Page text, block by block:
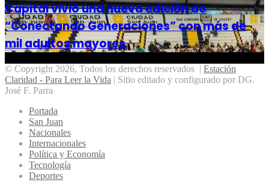
Capital vivió una nueva edición de
“Conectando Generaciones” con más de
mil adultos mayores
© Copyright 2026, Todos los derechos reservados | Estación
Claridad - Para Leer la Vida | Sitio editado y configurado por DG.
José F. Parra
Portada
San Juan
Nacionales
Internacionales
Política y Economía
Tecnología
Deportes